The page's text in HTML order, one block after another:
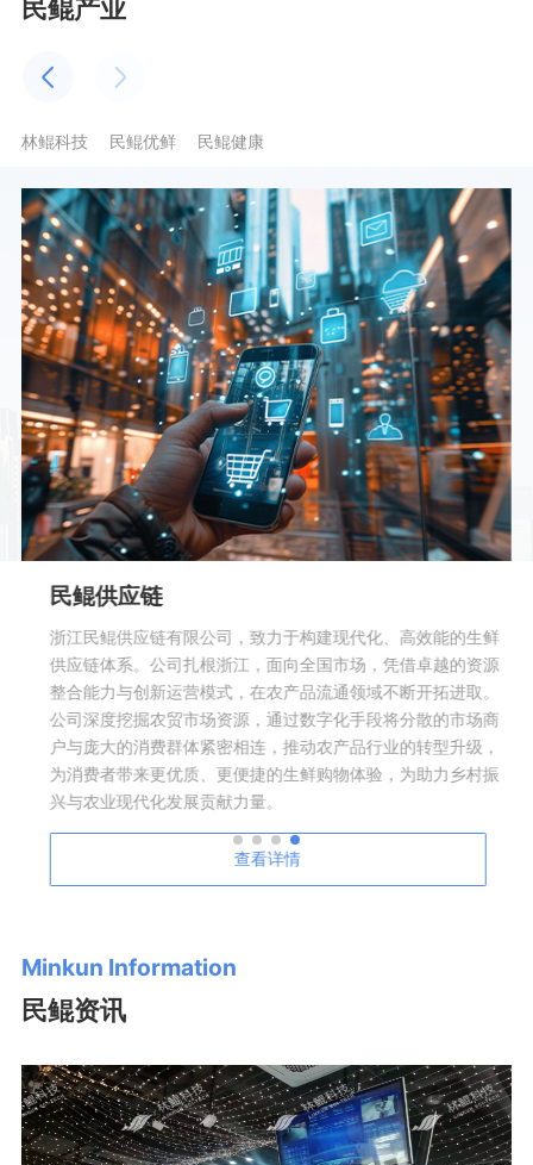
民鲲产业
林鲲科技 民鲲优鲜 民鲲健康
林鲲科技
林鲲科技致力于农贸（批）市场智慧化、数字化软硬件研发，
通过云计算、大数据、物联网等前沿技术的整合应用，潜心研
究智慧化、数字化农贸（批）市场信息化管理平台、市场监管
平台、食品安全溯源平台、市场O2O电商平台以及市场B2B电
商平台，全力打造农产品全生态链。公司成功案例超过3000家
市场，服务网络覆盖浙江、江苏、江西、河南、湖南、湖北、
北京、四川等区域，致力于打造新时代国内智慧化、数字化农
贸（批）信息化服务商领导者。
查看详情
Minkun Information
民鲲资讯